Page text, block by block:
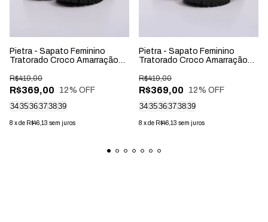
Pietra - Sapato Feminino
Tratorado Croco Amarração
R$369,00
R$419,00
12% OFF
343536373839
8 xde R$46,13 sem juros
Pietra - Sapato Feminino
Tratorado Croco Amarração
R$369,00
R$419,00
12% OFF
343536373839
8 xde R$46,13 sem juros